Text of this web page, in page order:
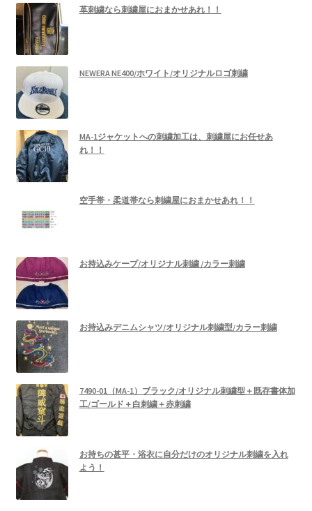
革刺繍なら刺繍屋におまかせあれ！！
NEWERA NE400/ホワイト/オリジナルロゴ刺繍
MA-1ジャケットへの刺繍加工は、刺繍屋にお任せあ
れ！！
空手帯・柔道帯なら刺繍屋におまかせあれ！！
お持込みケープ/オリジナル刺繍 /カラー刺繍
お持込みデニムシャツ/オリジナル刺繍型/カラー刺繍
7490-01（MA-1）ブラック/オリジナル刺繍型＋既存書体加
工/ゴールド＋白刺繍＋赤刺繍
お持ちの甚平・浴衣に自分だけのオリジナル刺繍を入れ
よう！